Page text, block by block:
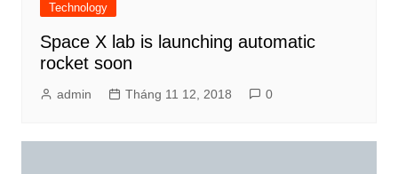
Technology
Space X lab is launching automatic
rocket soon
admin Tháng 11 12, 2018 0